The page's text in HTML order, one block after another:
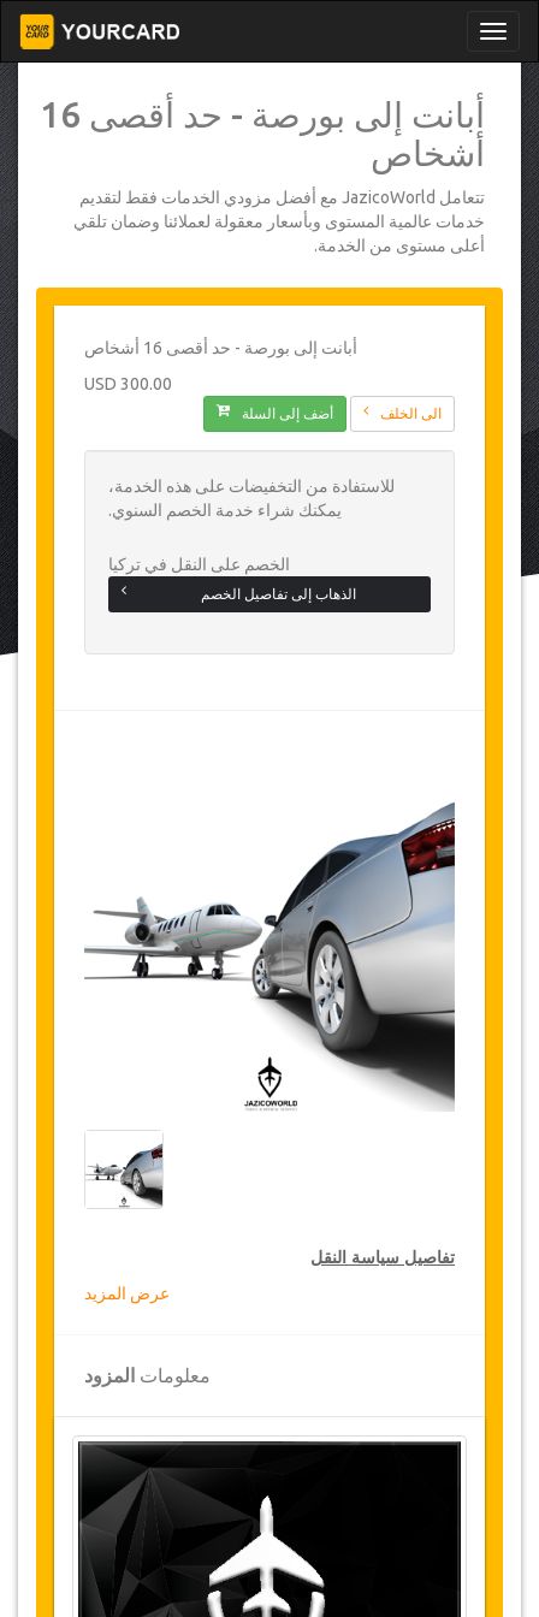
أبانت إلى بورصة - حد أقصى 16
أشخاص
تتعامل JazicoWorld مع أفضل مزودي الخدمات فقط لتقديم
خدمات عالمية المستوى وبأسعار معقولة لعملائنا وضمان تلقي
أعلى مستوى من الخدمة.
أبانت إلى بورصة - حد أقصى 16 أشخاص
300.00 USD
الى الخلف أضف إلى السلة
للاستفادة من التخفيضات على هذه الخدمة،
يمكنك شراء خدمة الخصم السنوي.
الخصم على النقل في تركيا
الذهاب إلى تفاصيل الخصم
تفاصيل سياسة النقل
على النقل في جميع أنحاء تركيا ولمدة 12 شهرا،
للحصول على الخصم الخاص بك على النقل، انقر على
زر "الذهاب إلى تفاصيل الخصم" الموجود أعلاه.
التغييرات على الحجوزات قد تكون ممكنة إذا تم
الإشعار في الوقت المناسب. يرجى الاتصال بنا
للحصول على مزيد من المعلومات.
عرض المزيد
معلومات المزود